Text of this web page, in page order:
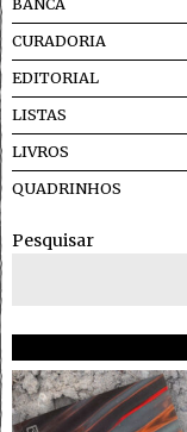
BANCA
CURADORIA
EDITORIAL
LISTAS
LIVROS
QUADRINHOS
Pesquisar